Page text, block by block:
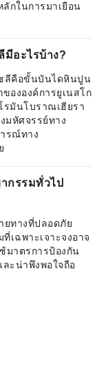
กในการมาเยือน
มีอะไรบ้าง?
ลีคือขั้นบันไดหินปูน
ององค์การยูเนสโก
รมันโบราณเฮียรา
มหัศจรรย์ทาง
รณ์ทาง
กรรมทั่วไป
ยทางที่ปลอดภัย
เฉพาะเจาะจงอาจ
มาตรการป้องกัน
ะน่าพึงพอใจถือ